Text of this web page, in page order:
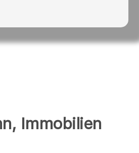
Immobilien